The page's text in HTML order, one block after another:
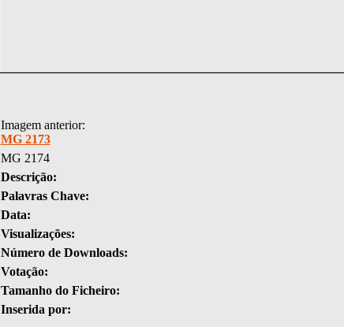
Imagem anterior:
MG 2173
MG 2174
Descrição:
Palavras Chave:
Data:
Visualizações:
Número de Downloads:
Votação:
Tamanho do Ficheiro:
Inserida por: